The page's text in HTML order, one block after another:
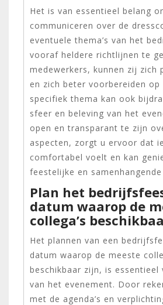
Het is van essentieel belang
communiceren over de
eventuele thema’s van het
vooraf heldere richtlijnen te
medewerkers, kunnen zij zich
en zich beter voorbereiden op
specifiek thema kan ook
sfeer en beleving van het
open en transparant te zijn
aspecten, zorgt u ervoor dat
comfortabel voelt en kan
feestelijke en
Plan het
datum waarop de
collega’s
Het plannen van een
datum waarop de meeste
beschikbaar zijn, is essentieel
van het evenement. Door
met de agenda’s en